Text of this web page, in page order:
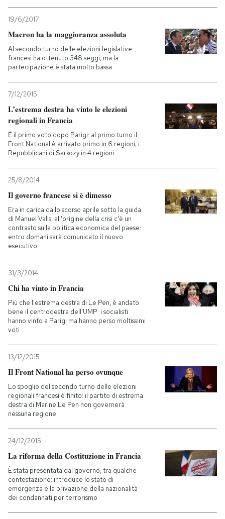
Entra
19/6/2017
Macron ha la maggioranza assoluta
Al secondo turno delle elezioni legislative
francesi ha ottenuto 348 seggi, ma la
partecipazione è stata molto bassa
7/12/2015
L’estrema destra ha vinto le elezioni
regionali in Francia
È il primo voto dopo Parigi: al primo turno il
Front National è arrivato primo in 6 regioni, i
Repubblicani di Sarkozy in 4 regioni
25/8/2014
Il governo francese si è dimesso
Era in carica dallo scorso aprile sotto la guida
di Manuel Valls, all'origine della crisi c'è un
contrasto sulla politica economica del paese:
entro domani sarà comunicato il nuovo
esecutivo
31/3/2014
Chi ha vinto in Francia
Più che l'estrema destra di Le Pen, è andato
bene il centrodestra dell'UMP: i socialisti
hanno vinto a Parigi ma hanno perso moltissimi
voti
13/12/2015
Il Front National ha perso ovunque
Lo spoglio del secondo turno delle elezioni
regionali francesi è finito: il partito di estrema
destra di Marine Le Pen non governerà
nessuna regione
24/12/2015
La riforma della Costituzione in Francia
È stata presentata dal governo, tra qualche
contestazione: introduce lo stato di
emergenza e la privazione della nazionalità
dei condannati per terrorismo